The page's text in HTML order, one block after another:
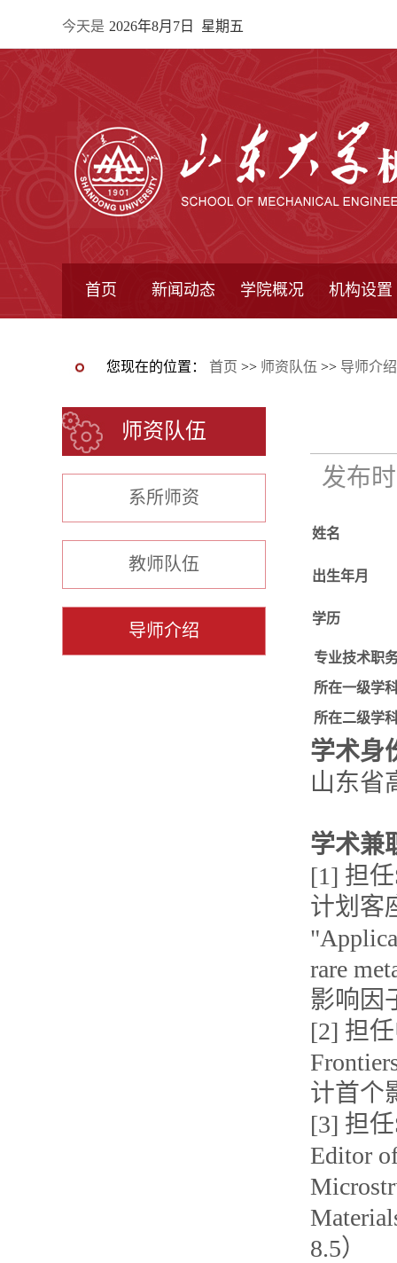
今天是 2026年8月7日 星期五
首页 新闻动态 学院概况 机构设置
您现在的位置： 首页 >> 师资队伍 >> 导师介绍
师资队伍
系所师资
教师队伍
导师介绍
发布
姓名
出生年月
学历
专业技术职
所在一级学
所在二级学
学术身
山东省
学术兼
[1] 担
计划客
rare
影响因
[2] 担
计首个
[3] 担
Editor
8.5）